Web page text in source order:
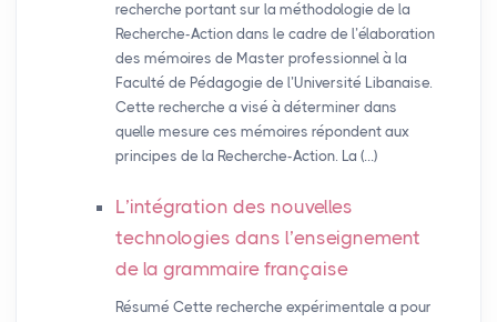
recherche portant sur la méthodologie de la
Recherche-Action dans le cadre de l’élaboration
des mémoires de Master professionnel à la
Faculté de Pédagogie de l’Université Libanaise.
Cette recherche a visé à déterminer dans
quelle mesure ces mémoires répondent aux
principes de la Recherche-Action. La (…)
L’intégration des nouvelles
technologies dans l’enseignement
de la grammaire française
Résumé Cette recherche expérimentale a pour